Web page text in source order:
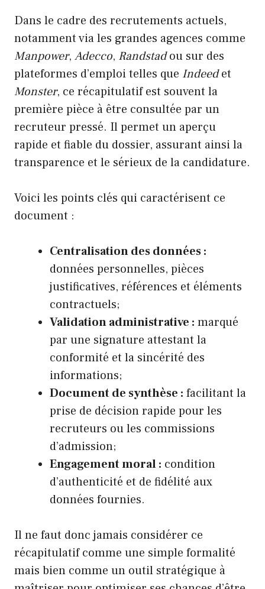
Dans le cadre des recrutements actuels,
notamment via les grandes agences comme
Manpower, Adecco, Randstadou sur des
plateformes d’emploi telles que Indeedet
Monster, ce récapitulatif est souvent la
première pièce à être consultée par un
recruteur pressé. Il permet un aperçu
rapide et fiable du dossier, assurant ainsi la
transparence et le sérieux de la candidature.
Voici les points clés qui caractérisent ce
document :
Centralisation des données :
données personnelles, pièces
justificatives, références et éléments
contractuels;
Validation administrative : marqué
par une signature attestant la
conformité et la sincérité des
informations;
Document de synthèse : facilitant la
prise de décision rapide pour les
recruteurs ou les commissions
d’admission;
Engagement moral : condition
d’authenticité et de fidélité aux
données fournies.
Il ne faut donc jamais considérer ce
récapitulatif comme une simple formalité
mais bien comme un outil stratégique à